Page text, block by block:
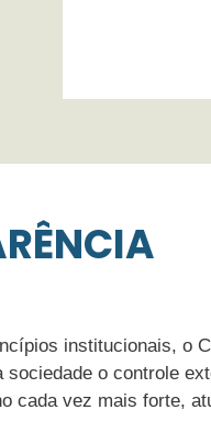
institucionais, o
o controle
cada vez mais forte,